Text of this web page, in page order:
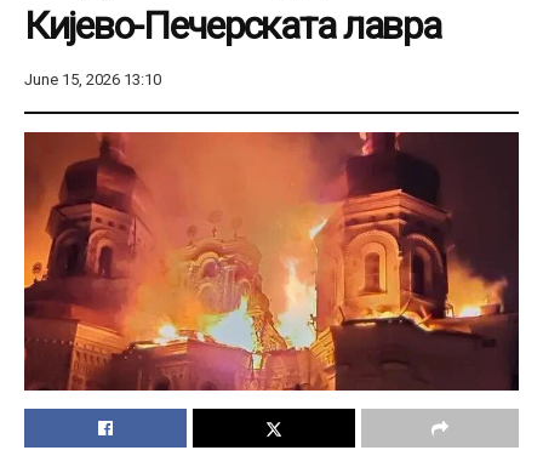
Кијево-Печерската лавра
June 15, 2026 13:10